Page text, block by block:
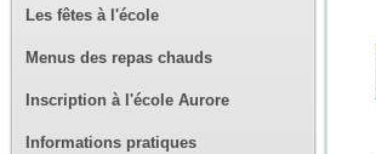
Les fêtes à l'école
Menus des repas chauds
Inscription à l'école Aurore
Informations pratiques